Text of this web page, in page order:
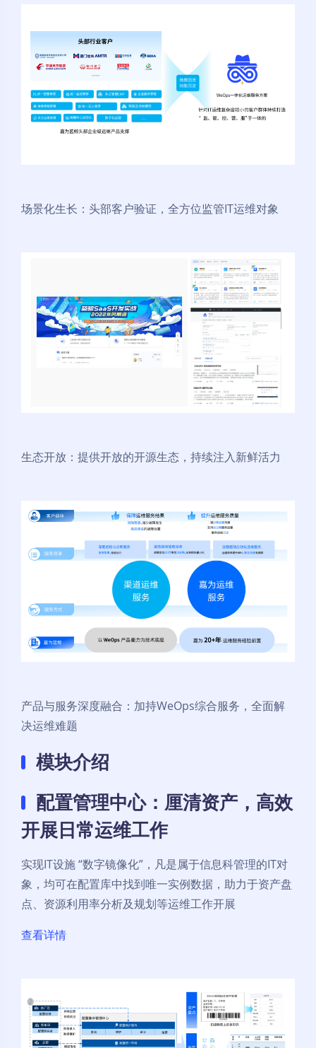
场景化生长：头部客户验证，全方位监管IT运维对象
生态开放：提供开放的开源生态，持续注入新鲜活力
产品与服务深度融合：加持WeOps综合服务，全面解
决运维难题
模块介绍
配置管理中心：厘清资产，高效
开展日常运维工作
实现IT设施 “数字镜像化”，凡是属于信息科管理的IT对
象，均可在配置库中找到唯一实例数据，助力于资产盘
点、资源利用率分析及规划等运维工作开展
查看详情